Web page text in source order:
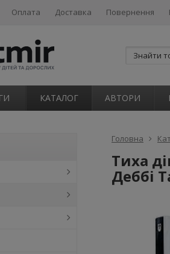
Оплата Доставка Повернення
КАТАЛОГ АВТОРИ
Головна
Тиха
Деббі